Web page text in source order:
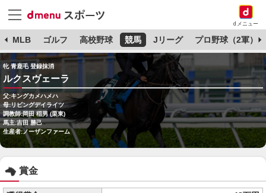
dメニュー
MLB ゴルフ 高校野球 競馬 Jリーグ プロ野球（2軍）
牝 青鹿毛 登録抹消
ルクスヴェーラ
父:キングカメハメハ
母:リビングデイライツ
調教師:岡田 稲男 (栗東)
馬主:吉田 勝己
生産者:ノーザンファーム
賞金